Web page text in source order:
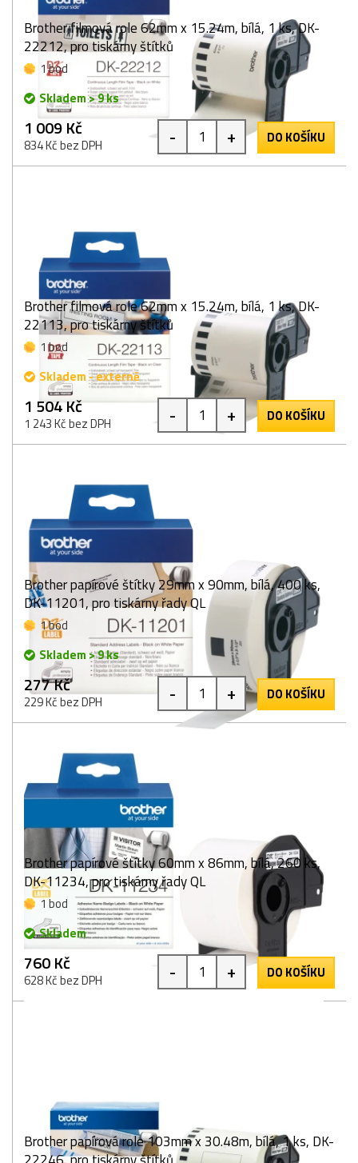
Brother filmová role 62mm x 15.24m, bílá, 1 ks, DK-
22212, pro tiskárny štítků
1 bod
Skladem > 9 ks
1 009 Kč
834 Kč bez DPH - + DO KOŠÍKU
Brother filmová role 62mm x 15.24m, bílá, 1 ks, DK-
22113, pro tiskárny štítků
1 bod
Skladem - externě
1 504 Kč
1 243 Kč bez DPH - + DO KOŠÍKU
Brother papírové štítky 29mm x 90mm, bílá, 400 ks,
DK-11201, pro tiskárny řady QL
1 bod
Skladem > 9 ks
277 Kč
229 Kč bez DPH - + DO KOŠÍKU
Brother papírové štítky 60mm x 86mm, bílá, 260 ks,
DK-11234, pro tiskárny řady QL
1 bod
Skladem
760 Kč
628 Kč bez DPH - + DO KOŠÍKU
Brother papírová role 103mm x 30.48m, bílá, 1 ks, DK-